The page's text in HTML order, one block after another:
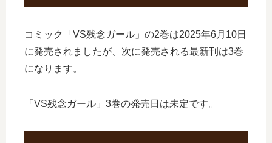
コミック「VS残念ガール」の2巻は2025年6月10日
に発売されましたが、次に発売される最新刊は3巻
になります。
「VS残念ガール」3巻の発売日は未定です。